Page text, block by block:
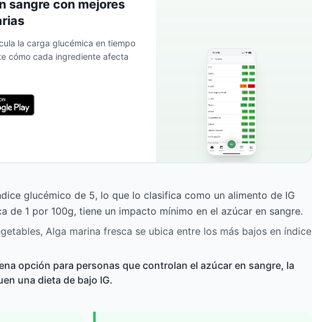
sangre con mejores
la carga glucémica en tiempo
cómo cada ingrediente afecta
glucémico de 5, lo que lo clasifica como un alimento de IG
de 1 por 100g, tiene un impacto mínimo en el azúcar en sangre.
Alga marina fresca se ubica entre los más bajos en índice
opción para personas que controlan el azúcar en sangre, la
una dieta de bajo IG.